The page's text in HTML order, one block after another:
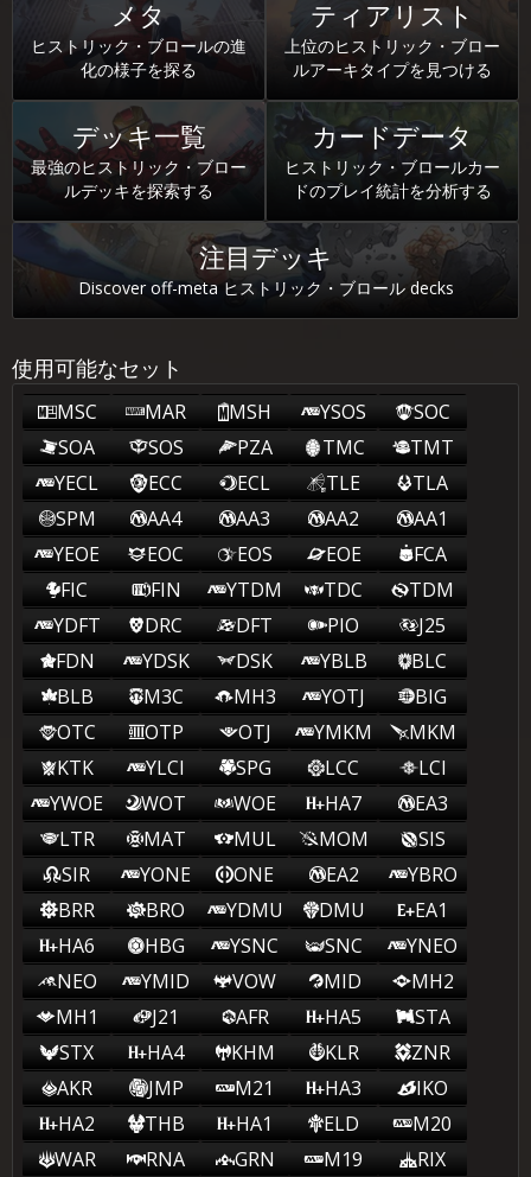
メタ
ヒストリック・ブロールの進
化の様子を探る
ティアリスト
上位のヒストリック・ブロー
ルアーキタイプを見つける
デッキ一覧
最強のヒストリック・ブロー
ルデッキを探索する
カードデータ
ヒストリック・ブロールカー
ドのプレイ統計を分析する
注目デッキ
Discover off-meta ヒストリック・ブロール decks
使用可能なセット
MSC
MAR MSH YSOS
SOC
SOA
SOS PZA TMC
TMT
YECL
ECC ECL TLE
TLA
SPM
AA4 AA3 AA2
AA1
YEOE
EOC EOS EOE
FCA
FIC
FIN YTDM TDC
TDM
YDFT
DRC DFT PIO
J25
FDN
YDSK DSK YBLB
BLC
BLB
M3C MH3 YOTJ
BIG
OTC
OTP OTJ YMKM
MKM
KTK
YLCI SPG LCC
LCI
YWOE
WOT WOE HA7
EA3
LTR
MAT MUL MOM
SIS
SIR
YONE ONE EA2
YBRO
BRR
BRO YDMU DMU
EA1
HA6
HBG YSNC SNC
YNEO
NEO
YMID VOW MID
MH2
MH1
J21 AFR HA5
STA
STX
HA4 KHM KLR
ZNR
AKR
JMP M21 HA3
IKO
HA2
THB HA1 ELD
M20
WAR
RNA GRN M19
RIX